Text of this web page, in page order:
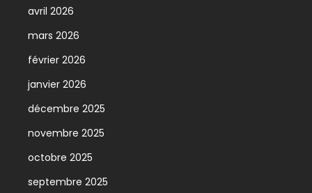
avril 2026
mars 2026
février 2026
janvier 2026
décembre 2025
novembre 2025
octobre 2025
septembre 2025